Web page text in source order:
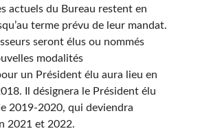
actuels du Bureau restent en
terme prévu de leur mandat.
seront élus ou nommés
modalités
un Président élu aura lieu en
Il désignera le Président élu
2019-2020, qui deviendra
2021 et 2022.